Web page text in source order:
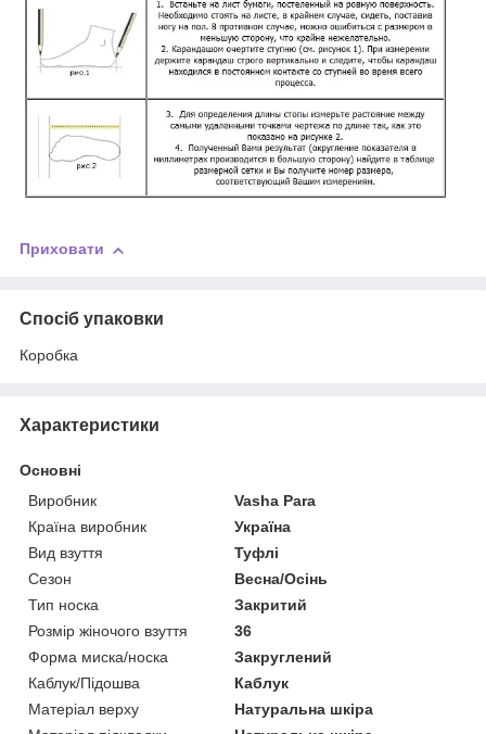
Приховати
Спосіб упаковки
Коробка
Характеристики
Основні
Виробник
Vasha Para
Країна виробник
Україна
Вид взуття
Туфлі
Сезон
Весна/Осінь
Тип носка
Закритий
Розмір жіночого взуття
36
Форма миска/носка
Закруглений
Каблук/Підошва
Каблук
Матеріал верху
Натуральна шкіра